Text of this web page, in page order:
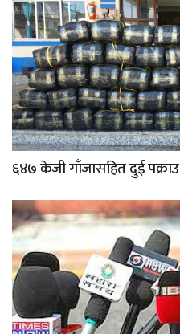
६४७ केजी गाँजासहित दुई पक्राउ